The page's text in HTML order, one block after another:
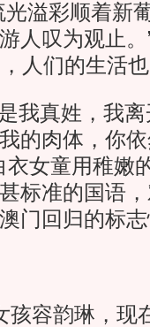
光溢彩顺着新
人叹为观止
人们的生活
真姓，我离
的肉体，你
女童用稚嫩
标准的国语
门回归的标
容韵琳，现